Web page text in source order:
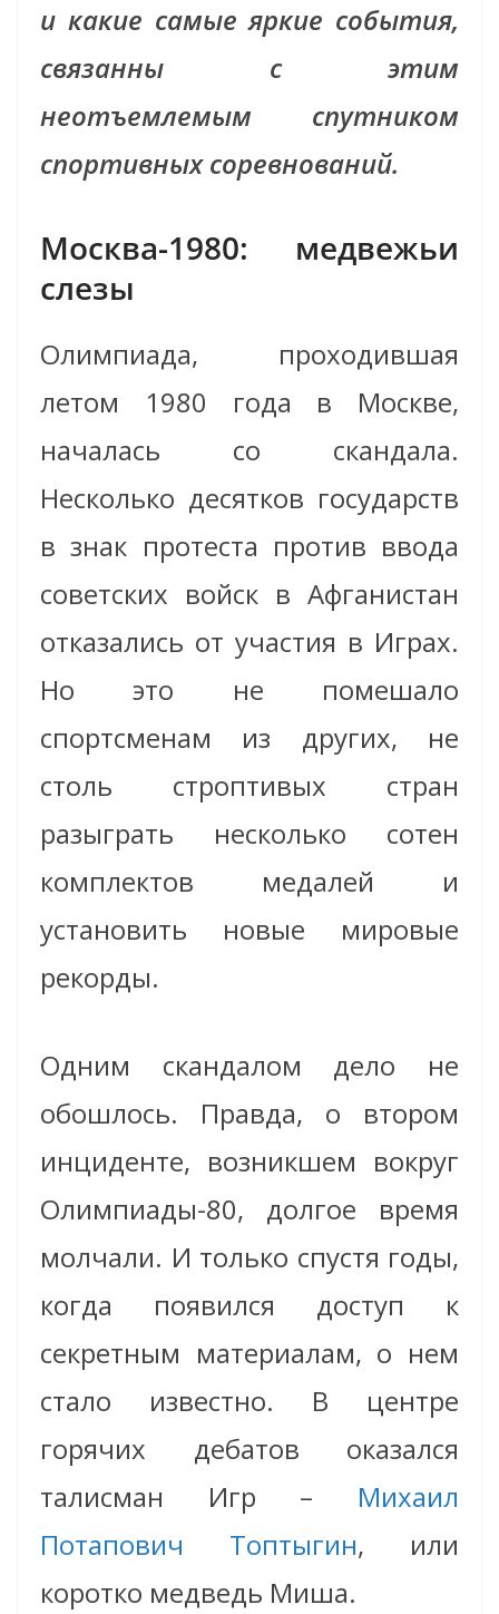
и какие самые яркие события,
связанны с этим
неотъемлемым спутником
спортивных соревнований.
Москва-1980: медвежьи
слезы
Олимпиада, проходившая
летом 1980 года в Москве,
началась со скандала.
Несколько десятков государств
в знак протеста против ввода
советских войск в Афганистан
отказались от участия в Играх.
Но это не помешало
спортсменам из других, не
столь строптивых стран
разыграть несколько сотен
комплектов медалей и
установить новые мировые
рекорды.
Одним скандалом дело не
обошлось. Правда, о втором
инциденте, возникшем вокруг
Олимпиады-80, долгое время
молчали. И только спустя годы,
когда появился доступ к
секретным материалам, о нем
стало известно. В центре
горячих дебатов оказался
талисман Игр – Михаил
Потапович Топтыгин, или
коротко медведь Миша.